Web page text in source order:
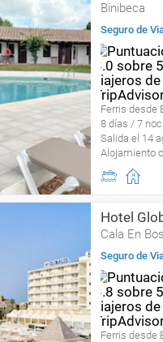
Binibeca
Seguro de
Ferris desde
8 días / 7
Salida el 14
Alojamiento
Hotel
Cala En
Seguro de
Ferris desde